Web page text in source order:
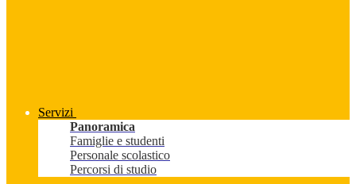
Servizi
Panoramica
Famiglie e studenti
Personale scolastico
Percorsi di studio